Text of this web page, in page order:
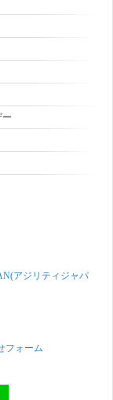
アジリティジャパ
フォーム